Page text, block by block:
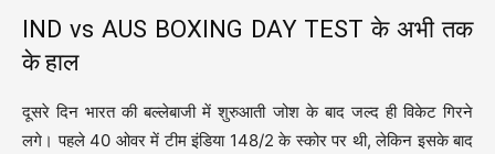
IND vs AUS BOXING DAY TEST के अभी तक
के हाल
दूसरे दिन भारत की बल्लेबाजी में शुरुआती जोश के बाद जल्द ही विकेट गिरने
लगे। पहले 40 ओवर में टीम इंडिया 148/2 के स्कोर पर थी, लेकिन इसके बाद